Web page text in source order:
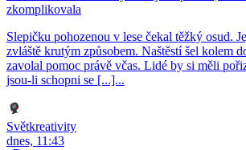
zkomplikovala
Slepičku pohozenou v lese čekal těžký osud.
zvláště krutým způsobem. Naštěstí šel kolem
zavolal pomoc právě včas. Lidé by si měli
jsou-li schopni se [...]...
Světkreativity
dnes, 11:43